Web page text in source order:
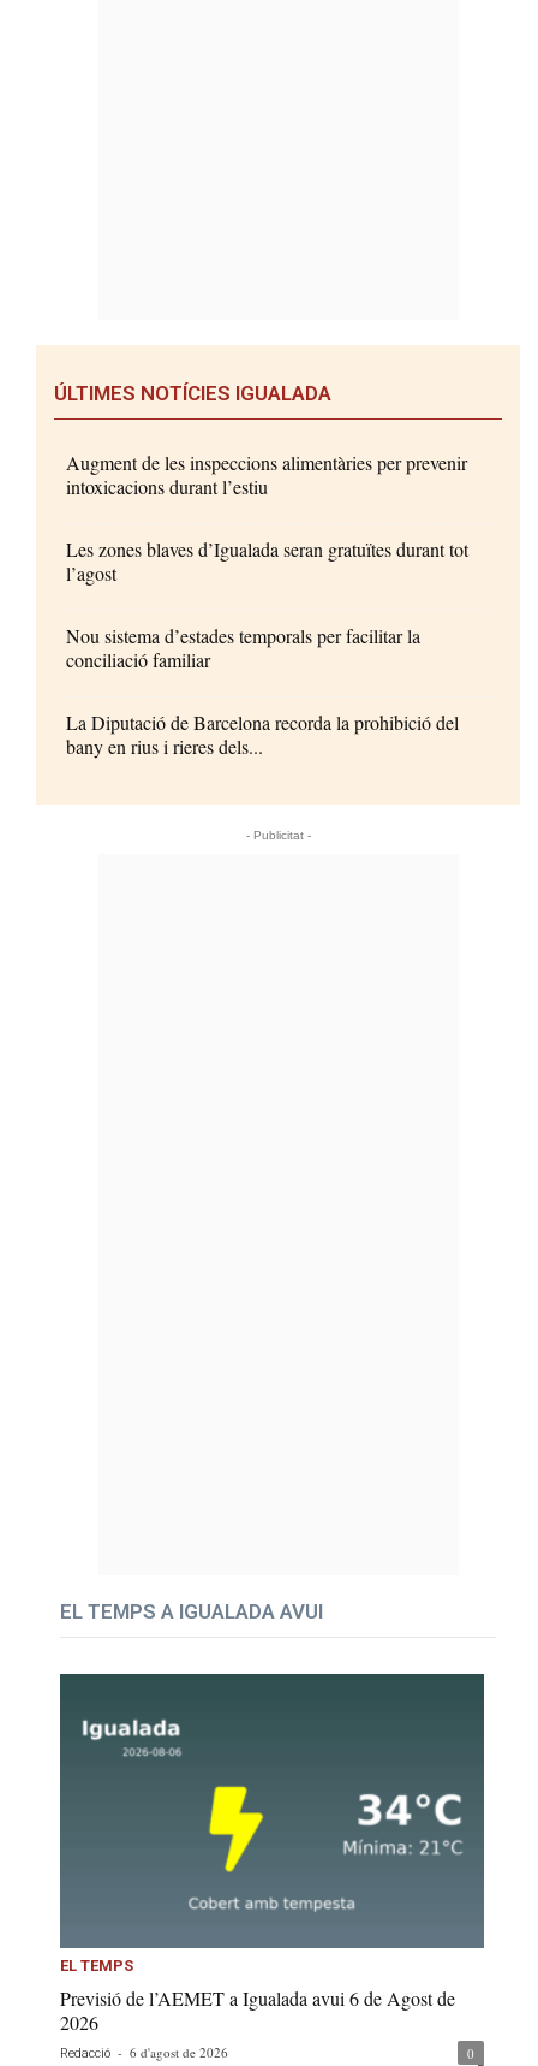
ÚLTIMES NOTÍCIES IGUALADA
Augment de les inspeccions alimentàries per prevenir
intoxicacions durant l’estiu
Les zones blaves d’Igualada seran gratuïtes durant tot
l’agost
Nou sistema d’estades temporals per facilitar la
conciliació familiar
La Diputació de Barcelona recorda la prohibició del
bany en rius i rieres dels...
- Publicitat -
EL TEMPS A IGUALADA AVUI
EL TEMPS
Previsió de l’AEMET a Igualada avui 6 de Agost de
2026
Redacció - 6 d'agost de 2026 0